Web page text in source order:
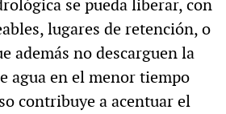
se pueda liberar, con
lugares de retención, o
además no descarguen la
agua en el menor tiempo
contribuye a acentuar el